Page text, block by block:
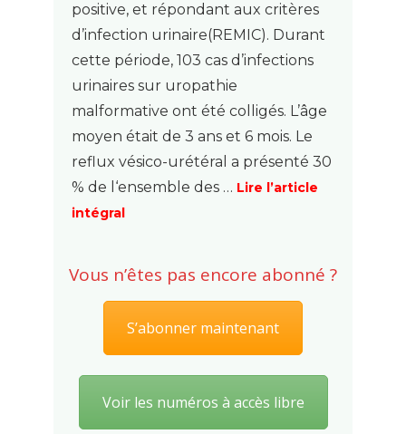
positive, et répondant aux critères
d’infection urinaire(REMIC). Durant
cette période, 103 cas d’infections
urinaires sur uropathie
malformative ont été colligés. L’âge
moyen était de 3 ans et 6 mois. Le
reflux vésico-urétéral a présenté 30
% de l‘ensemble des … Lire l’article
intégral
Vous n’êtes pas encore abonné ?
S’abonner maintenant
Voir les numéros à accès libre